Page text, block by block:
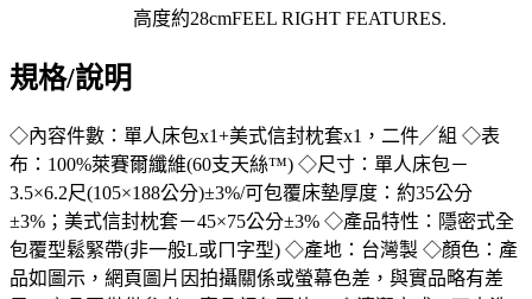
規格/說明
◇內容件數：單人床包x1+美式信封枕套x1，二件╱組 ◇表
布：100%萊賽爾纖維(60支天絲™) ◇尺寸：單人床包－
3.5×6.2尺(105×188公分)±3%/可包覆床墊厚度：約35公分
±3%；美式信封枕套－45×75公分±3% ◇產品特性：隱密式全
包覆型鬆緊帶(非一般L或ㄇ字型) ◇產地：台灣製 ◇顏色：產
品如圖示，網頁圖片因拍攝關係或螢幕色差，與實品略有差